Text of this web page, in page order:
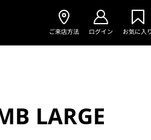
ご来店方法 ログイン お気に入り
LARGE